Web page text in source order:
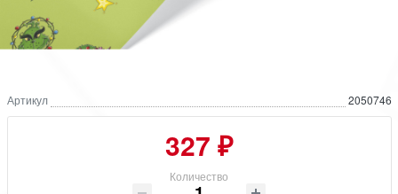
Артикул 2050746
327 ₽
Количество